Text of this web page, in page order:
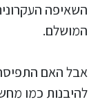
השאיפה
המושלם.
אבל האם התפיסה
להיבנות כמו